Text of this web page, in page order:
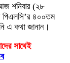
শনিবার (২৮
পিএলসি’র ৪০০তম
এ কথা জানান।
সাথেই